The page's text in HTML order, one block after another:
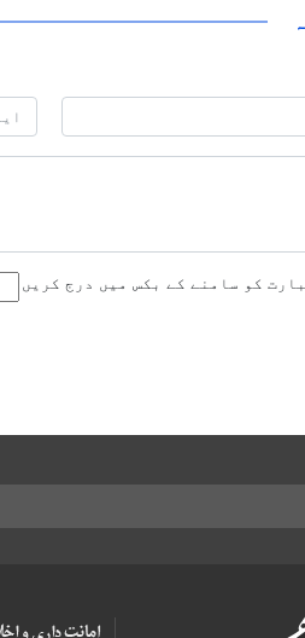
کو سامنے کے بکس میں درج کریں